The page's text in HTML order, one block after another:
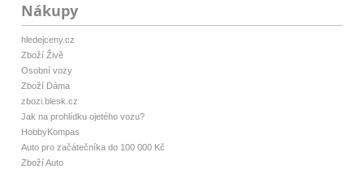
Nákupy
hledejceny.cz
Zboží Živě
Osobní vozy
Zboží Dáma
zbozi.blesk.cz
Jak na prohlídku ojetého vozu?
HobbyKompas
Auto pro začátečníka do 100 000 Kč
Zboží Auto